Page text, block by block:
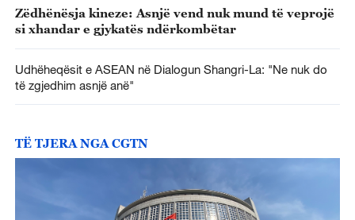
Zëdhënësja kineze: Asnjë vend nuk mund të veprojë
si xhandar e gjykatës ndërkombëtar
Udhëheqësit e ASEAN në Dialogun Shangri-La: "Ne nuk do
të zgjedhim asnjë anë"
TË TJERA NGA CGTN